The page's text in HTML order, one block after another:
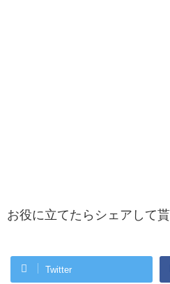
お役に立てたらシェアして
Twitter